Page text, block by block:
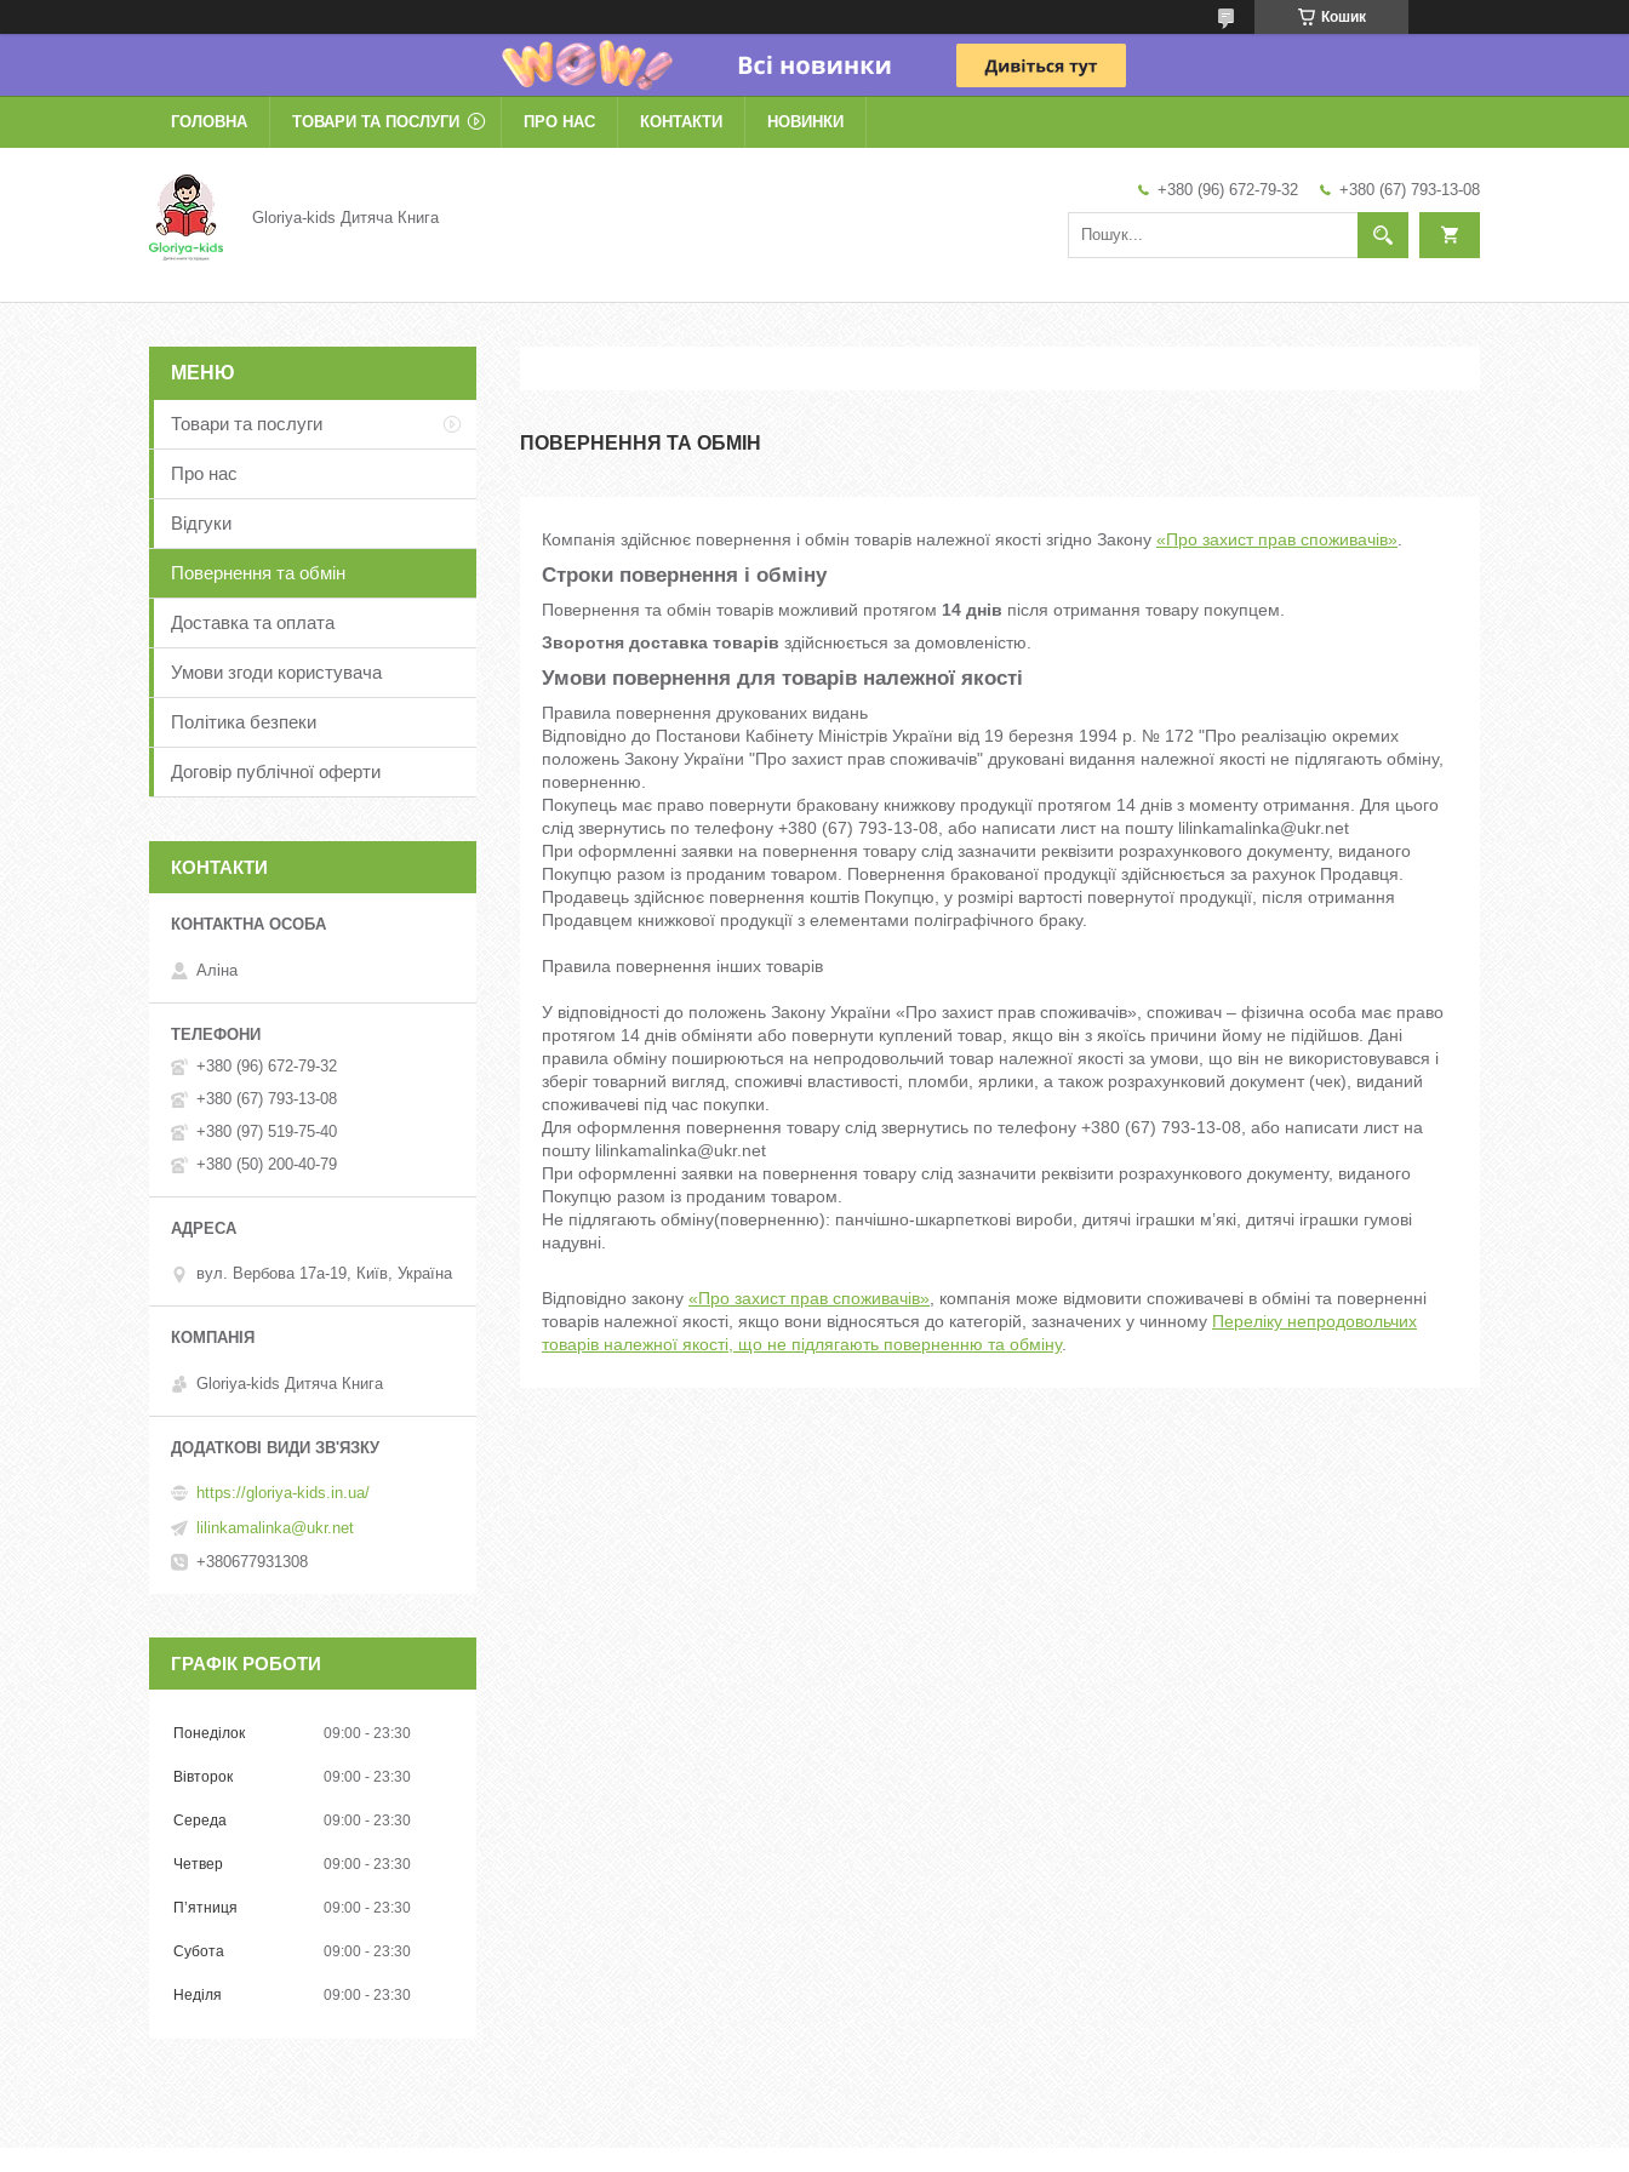
Кошик
ГОЛОВНА ТОВАРИ ТА ПОСЛУГИ ПРО НАС КОНТАКТИ НОВИНКИ
Gloriya-kids Дитяча Книга
+380 (96) 672-79-32 +380 (67) 793-13-08
ПОВЕРНЕННЯ ТА ОБМІН
Компанія здійснює повернення і обмін товарів належної якості згідно Закону «Про захист прав споживачів»
Строки повернення і обміну
Повернення та обмін товарів можливий протягом 14 днів після отримання товару покупцем.
Зворотня доставка товарів здійснюється за домовленістю.
Умови повернення для товарів належної якості
Правила повернення друкованих видань
Відповідно до Постанови Кабінету Міністрів України від 19 березня 1994 р. № 172 "Про реалізацію окремих
положень Закону України "Про захист прав споживачів" друковані видання належної якості не підлягають обміну,
поверненню.
Покупець має право повернути браковану книжкову продукції протягом 14 днів з моменту отримання. Для цього
слід звернутись по телефону +380 (67) 793-13-08, або написати лист на пошту lilinkamalinka@ukr.net
При оформленні заявки на повернення товару слід зазначити реквізити розрахункового документу, виданого
Покупцю разом із проданим товаром. Повернення бракованої продукції здійснюється за рахунок Продавця.
Продавець здійснює повернення коштів Покупцю, у розмірі вартості повернутої продукції, після отримання
Продавцем книжкової продукції з елементами поліграфічного браку.
Правила повернення інших товарів
У відповідності до положень Закону України «Про захист прав споживачів», споживач – фізична особа має право
протягом 14 днів обміняти або повернути куплений товар, якщо він з якоїсь причини йому не підійшов. Дані
правила обміну поширюються на непродовольчий товар належної якості за умови, що він не використовувався і
зберіг товарний вигляд, споживчі властивості, пломби, ярлики, а також розрахунковий документ (чек), виданий
споживачеві під час покупки.
Для оформлення повернення товару слід звернутись по телефону +380 (67) 793-13-08, або написати лист на
пошту lilinkamalinka@ukr.net
При оформленні заявки на повернення товару слід зазначити реквізити розрахункового документу, виданого
Покупцю разом із проданим товаром.
Не підлягають обміну(поверненню): панчішно-шкарпеткові вироби, дитячі іграшки м’які, дитячі іграшки гумові
надувні.
Відповідно закону «Про захист прав споживачів» , компанія може відмовити споживачеві в обміні та поверненні
товарів належної якості, якщо вони відносяться до категорій, зазначених у чинному Переліку непродовольчих
товарів належної якості, що не підлягають поверненню та обміну.
Товари та послуги
Про нас
Відгуки
Повернення та обмін
Доставка та оплата
Умови згоди користувача
Політика безпеки
Договір публічної оферти
КОНТАКТИ
Аліна
+380 (96) 672-79-32
+380 (67) 793-13-08
+380 (97) 519-75-40
+380 (50) 200-40-79
вул. Вербова 17а-19, Київ, Україна
Gloriya-kids Дитяча Книга
https://gloriya-kids.in.ua/
lilinkamalinka@ukr.net
+380677931308
ГРАФІК РОБОТИ
Понеділок 09:00 23:30
Вівторок 09:00 23:30
Середа 09:00 23:30
Четвер 09:00 23:30
Пʼятниця 09:00 23:30
Субота 09:00 23:30
Неділя 09:00 23:30